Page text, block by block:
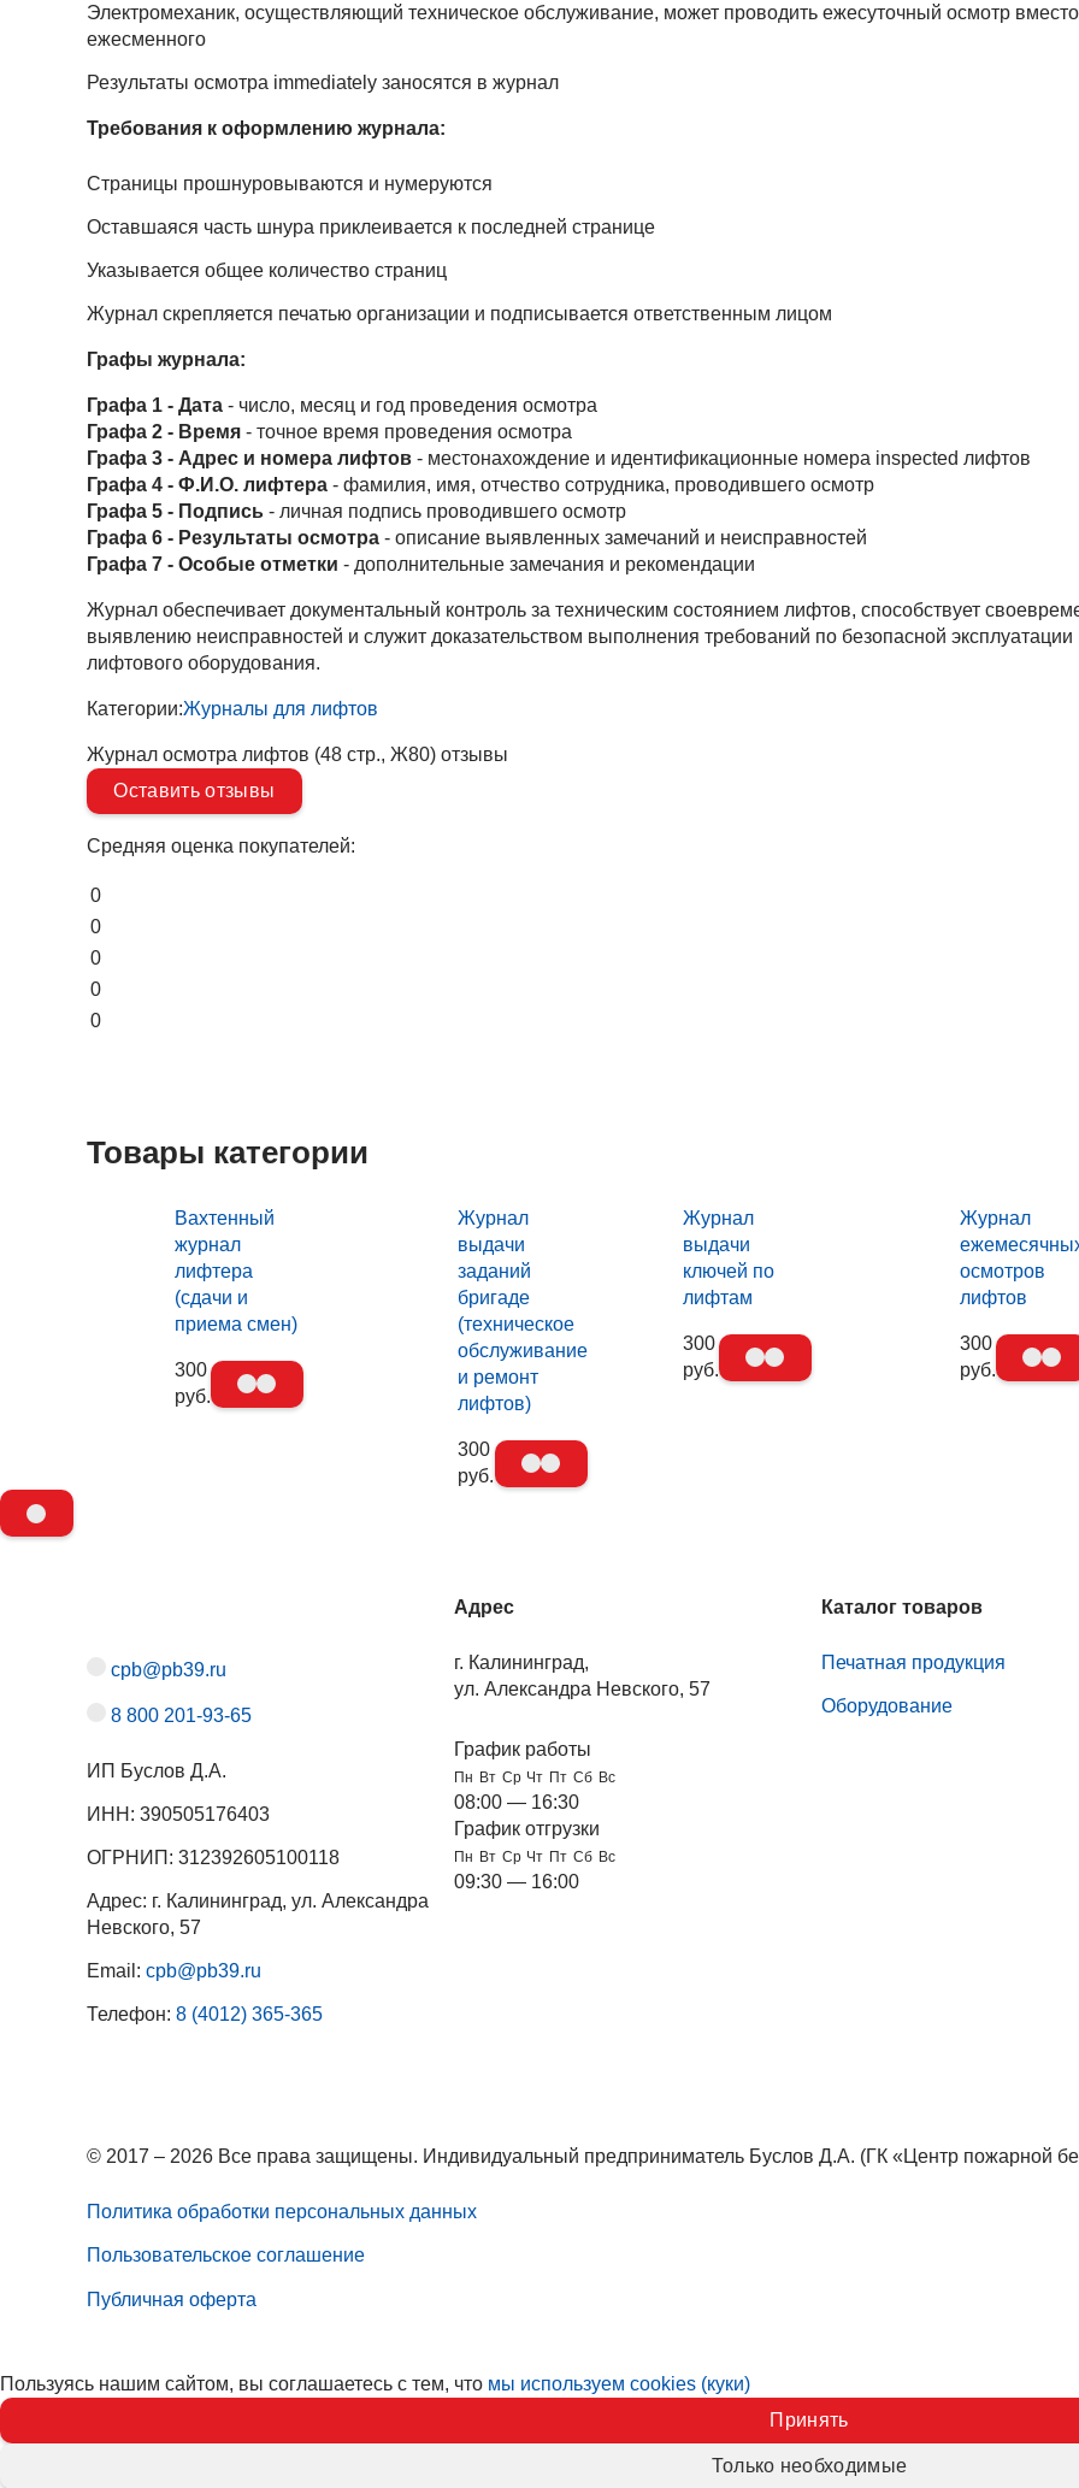
Электромеханик, осуществляющий техническое обслуживание, может проводить ежесуточный осмотр вместо
ежесменного
Результаты осмотра immediately заносятся в журнал
Требования к оформлению журнала:
Страницы прошнуровываются и нумеруются
Оставшаяся часть шнура приклеивается к последней странице
Указывается общее количество страниц
Журнал скрепляется печатью организации и подписывается ответственным лицом
Графы журнала:
Графа 1 - Дата - число, месяц и год проведения осмотра
Графа 2 - Время - точное время проведения осмотра
Графа 3 - Адрес и номера лифтов - местонахождение и идентификационные номера inspected лифтов
Графа 4 - Ф.И.О. лифтера - фамилия, имя, отчество сотрудника, проводившего осмотр
Графа 5 - Подпись - личная подпись проводившего осмотр
Графа 6 - Результаты осмотра - описание выявленных замечаний и неисправностей
Графа 7 - Особые отметки - дополнительные замечания и рекомендации
Журнал обеспечивает документальный контроль за техническим состоянием лифтов, способствует
выявлению неисправностей и служит доказательством выполнения требований по безопасной эксплуатации
лифтового оборудования.
Категории:Журналы для лифтов
Журнал осмотра лифтов (48 стр., Ж80) отзывы
Оставить отзывы
Средняя оценка покупателей:
0
0
0
0
0
Товары категории
Вахтенный
журнал
лифтера
(сдачи и
приема смен)
300
руб.
Журнал
выдачи
заданий
бригаде
(техническое
обслуживание
и ремонт
лифтов)
300
руб.
Журнал
выдачи
ключей по
лифтам
300
руб.
Журнал
осмотров
лифтов
300
руб.
cpb@pb39.ru
8 800 201-93-65
ИП Буслов Д.А.
ИНН: 390505176403
ОГРНИП: 312392605100118
Адрес: г. Калининград, ул. Александра
Невского, 57
Email: cpb@pb39.ru
Телефон: 8 (4012) 365-365
Адрес
г. Калининград,
ул. Александра Невского, 57
График работы
Пн Вт Ср Чт Пт Сб Вс
08:00 — 16:30
График отгрузки
Пн Вт Ср Чт Пт Сб Вс
09:30 — 16:00
Каталог товаров
Печатная продукция
Оборудование
© 2017 – 2026 Все права защищены. Индивидуальный предприниматель Буслов Д.А. (ГК «Центр пожарной
Политика обработки персональных данных
Пользовательское соглашение
Публичная оферта
Пользуясь нашим сайтом, вы соглашаетесь с тем, что мы используем cookies (куки)
Принять
Только необходимые